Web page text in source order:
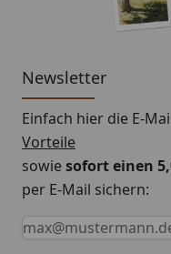
Newsletter
Einfach hier die E-
Vorteile
sowiesofort einen
per E-Mail sichern:
Keine Eingabe
Eingabe erforderlich
E-Mail *